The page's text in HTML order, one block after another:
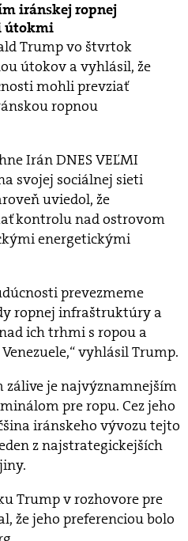
iránskej ropnej
útokmi
Trump vo štvrtok
útokov a vyhlásil, že
mohli prevziať
ropnou
Irán DNES VEĽMI
svojej sociálnej sieti
uviedol, že
kontrolu nad ostrovom
energetickými
prevezmeme
ropnej infraštruktúry a
ich trhmi s ropou a
vyhlásil Trump.
zálive je najvýznamnejším
pre ropu. Cez jeho
iránskeho vývozu tejto
z najstrategickejších
Trump v rozhovore pre
že jeho preferenciou bolo